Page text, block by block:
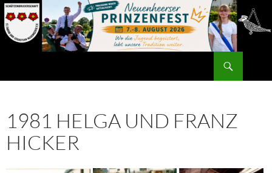
Zum
Inhalt
springen
1981 HELGA UND FRANZ
HICKER